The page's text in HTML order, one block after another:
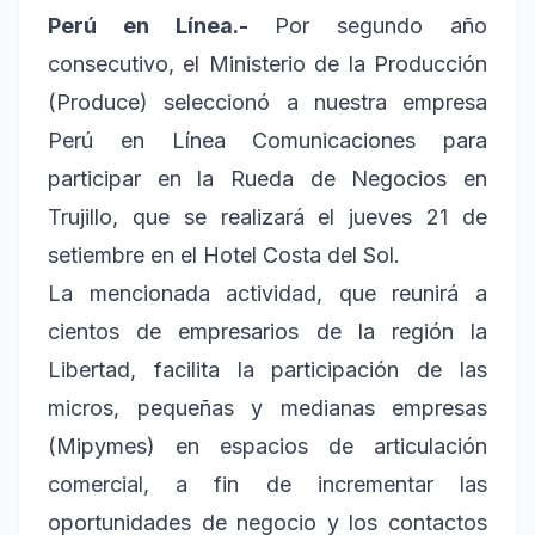
Perú en Línea.- Por segundo año
consecutivo, el Ministerio de la Producción
(Produce) seleccionó a nuestra empresa
Perú en Línea Comunicaciones para
participar en la Rueda de Negocios en
Trujillo, que se realizará el jueves 21 de
setiembre en el Hotel Costa del Sol.
La mencionada actividad, que reunirá a
cientos de empresarios de la región la
Libertad, facilita la participación de las
micros, pequeñas y medianas empresas
(Mipymes) en espacios de articulación
comercial, a fin de incrementar las
oportunidades de negocio y los contactos